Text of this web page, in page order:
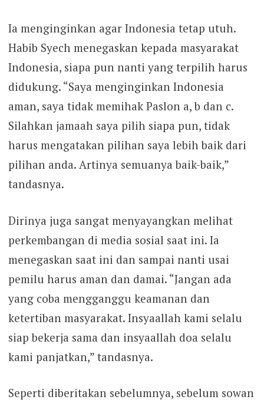
Ia menginginkan agar Indonesia tetap utuh.
Habib Syech menegaskan kepada masyarakat
Indonesia, siapa pun nanti yang terpilih harus
didukung. “Saya menginginkan Indonesia
aman, saya tidak memihak Paslon a, b dan c.
Silahkan jamaah saya pilih siapa pun, tidak
harus mengatakan pilihan saya lebih baik dari
pilihan anda. Artinya semuanya baik-baik,”
tandasnya.
Dirinya juga sangat menyayangkan melihat
perkembangan di media sosial saat ini. Ia
menegaskan saat ini dan sampai nanti usai
pemilu harus aman dan damai. “Jangan ada
yang coba mengganggu keamanan dan
ketertiban masyarakat. Insyaallah kami selalu
siap bekerja sama dan insyaallah doa selalu
kami panjatkan,” tandasnya.
Seperti diberitakan sebelumnya, sebelum sowan